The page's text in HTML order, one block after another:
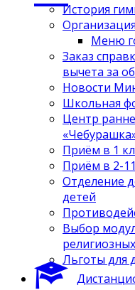
История
Меню
Заказ
вычета за
Новости
Школьная
Центр
Приём в 1
Приём в 2-
Отделение
детей
Выбор
Льготы для